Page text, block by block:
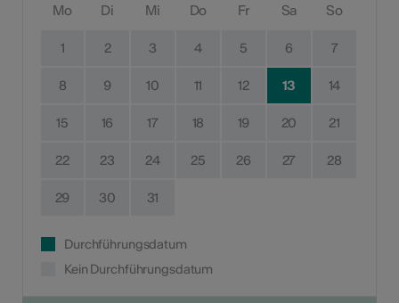
Mo Di Mi Do Fr Sa So
1 2 3 4 5 6 7
8 9 10 11 12 13 14
15 16 17 18 19 20 21
22 23 24 25 26 27 28
29 30 31
Durchführungsdatum
Kein Durchführungsdatum